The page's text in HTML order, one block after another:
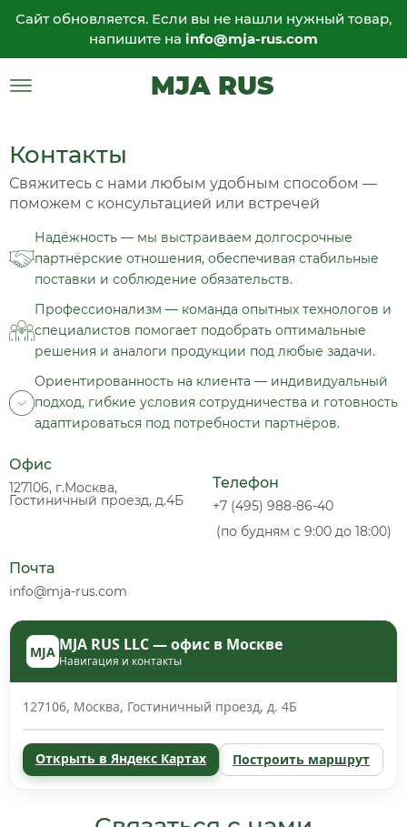
Сайт обновляется. Если вы не нашли нужный товар,
напишите на info@mja-rus.com
MJA RUS
MJA MJA RUS LLC — офис в Москве
Навигация и контакты
127106, Москва, Гостиничный проезд, д. 4Б
Открыть в Яндекс Картах Построить маршрут
Контакты
Свяжитесь с нами любым удобным способом —
поможем с консультацией или встречей
Надёжность — мы выстраиваем долгосрочные
партнёрские отношения, обеспечивая стабильные
поставки и соблюдение обязательств.
Профессионализм — команда опытных технологов и
специалистов помогает подобрать оптимальные
решения и аналоги продукции под любые задачи.
Ориентированность на клиента — индивидуальный
подход, гибкие условия сотрудничества и готовность
адаптироваться под потребности партнёров.
Офис
127106, г.Москва,
Гостиничный проезд, д.4Б
Телефон
+7 (495) 988-86-40
(по будням с 9:00 до 18:00)
Почта
info@mja-rus.com